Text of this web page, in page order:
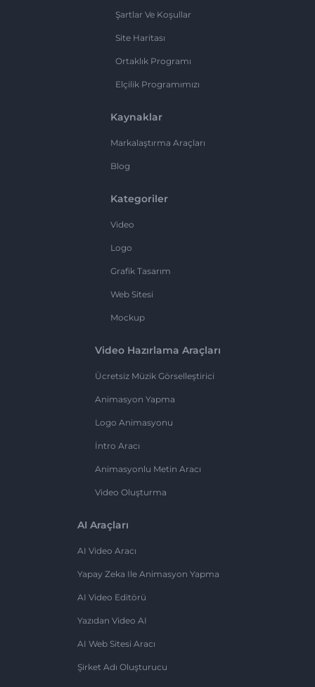
Şartlar Ve Koşullar
Site Haritası
Ortaklık Programı
Elçilik Programımızı
Kaynaklar
Markalaştırma Araçları
Blog
Kategoriler
Video
Logo
Grafik Tasarım
Web Sitesi
Mockup
Video Hazırlama Araçları
Ücretsiz Müzik Görselleştirici
Animasyon Yapma
Logo Animasyonu
İntro Aracı
Animasyonlu Metin Aracı
Video Oluşturma
AI Araçları
AI Video Aracı
Yapay Zeka Ile Animasyon Yapma
AI Video Editörü
Yazıdan Video AI
AI Web Sitesi Aracı
Şirket Adı Oluşturucu